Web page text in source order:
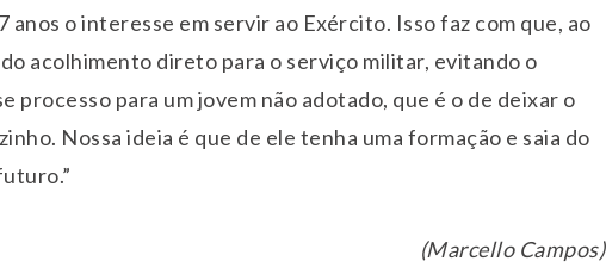
anos o interesse em servir ao Exército. Isso faz com que, ao
acolhimento direto para o serviço militar, evitando o
processo para um jovem não adotado, que é o de deixar o
Nossa ideia é que de ele tenha uma formação e saia do
(Marcello Campos)